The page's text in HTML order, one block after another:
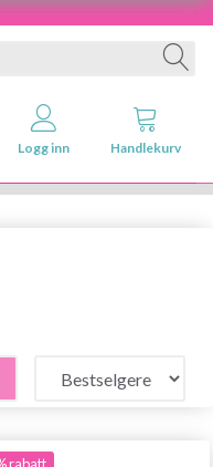
Logg inn Handlekurv